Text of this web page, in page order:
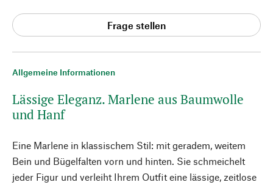
Allgemeine Informationen
Lässige Eleganz. Marlene aus Baumwolle
und Hanf
Eine Marlene in klassischem Stil: mit geradem, weitem
Bein und Bügelfalten vorn und hinten. Sie schmeichelt
jeder Figur und verleiht Ihrem Outfit eine lässige, zeitlose
Frage stellen